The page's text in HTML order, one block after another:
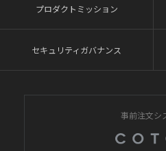
プロダクトミッション
セキュリティガバナンス
事前注文シ